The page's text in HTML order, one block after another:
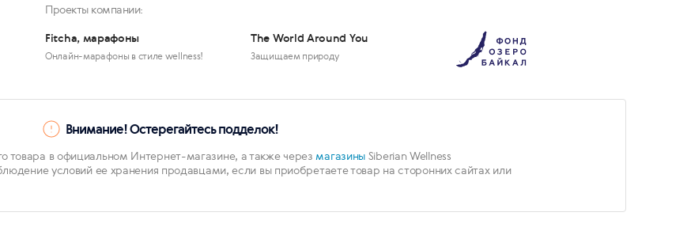
Проекты компании:
Fitcha, марафоны
Онлайн-марафоны в стиле wellness!
The World Around You
Защищаем природу
Внимание! Остерегайтесь подделок!
товара в официальном Интернет-магазине, а также черезмагазины Siberian Wellness
условий ее хранения продавцами, если вы приобретаете товар на сторонних сайтах или